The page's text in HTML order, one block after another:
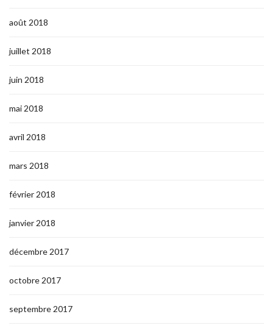
août 2018
juillet 2018
juin 2018
mai 2018
avril 2018
mars 2018
février 2018
janvier 2018
décembre 2017
octobre 2017
septembre 2017